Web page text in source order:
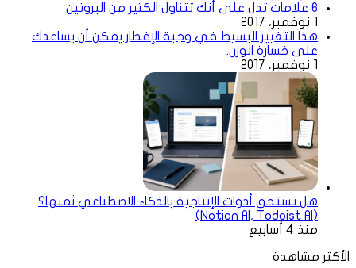
6 علامات تدل على أنك تتناول الكثير من البروتين
1 نوفمبر، 2017
هذا التغيير البسيط في وجبة الإفطار يمكن أن يساعدك
على خسارة الوزن.
1 نوفمبر، 2017
هل تستحق أدوات الإنتاجية بالذكاء الاصطناعي ثمنها؟
(Notion AI, Todoist AI)
منذ 4 أسابيع
الأكثر مشاهدة